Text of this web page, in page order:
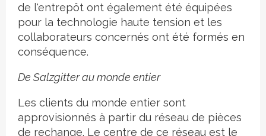
de l'entrepôt ont également été équipées
pour la technologie haute tension et les
collaborateurs concernés ont été formés en
conséquence.
De Salzgitter au monde entier
Les clients du monde entier sont
approvisionnés à partir du réseau de pièces
de rechange. Le centre de ce réseau est le